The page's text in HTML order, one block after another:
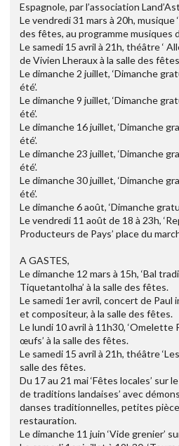
Espagnole, par l’association
Le vendredi 31 mars à 20h, musique
des fêtes, au programme musiques
Le samedi 15 avril à 21h, théâtre ‘
de Vivien Lheraux à la salle des
Le dimanche 2 juillet, ‘Dimanche
été’.
Le dimanche 9 juillet, ‘Dimanche
été’.
Le dimanche 16 juillet, ‘Dimanche
été’.
Le dimanche 23 juillet, ‘Dimanche
été’.
Le dimanche 30 juillet, ‘Dimanche
été’.
Le dimanche 6 août, ‘Dimanche
Le vendredi 11 août de 18 à 23h,
Producteurs de Pays’ place du
A GASTES,
Le dimanche 12 mars à 15h, ‘Bal
Tiquetantolha’ à la salle des fêtes.
Le samedi 1er avril, concert de
et compositeur, à la salle des fêtes.
Le lundi 10 avril à 11h30, ‘Omelette
œufs’ à la salle des fêtes.
Le samedi 15 avril à 21h, théâtre ‘Les
salle des fêtes.
Du 17 au 21 mai ‘Fêtes locales’ sur
de traditions landaises’ avec
danses traditionnelles, petites
restauration.
Le dimanche 11 juin ‘Vide grenier’